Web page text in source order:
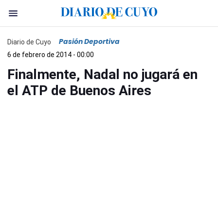
Diario de Cuyo Pasión Deportiva
6 de febrero de 2014 - 00:00
Finalmente, Nadal no jugará en
el ATP de Buenos Aires